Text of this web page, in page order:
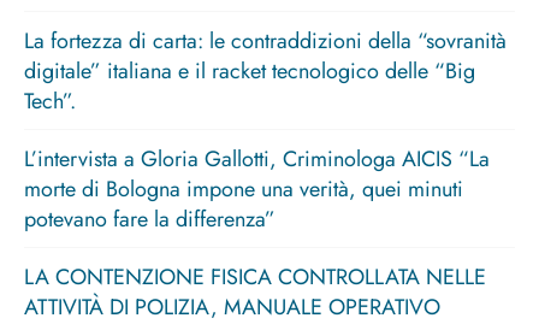
La fortezza di carta: le contraddizioni della “sovranità
digitale” italiana e il racket tecnologico delle “Big
Tech”.
L’intervista a Gloria Gallotti, Criminologa AICIS “La
morte di Bologna impone una verità, quei minuti
potevano fare la differenza”
LA CONTENZIONE FISICA CONTROLLATA NELLE
ATTIVITÀ DI POLIZIA, MANUALE OPERATIVO